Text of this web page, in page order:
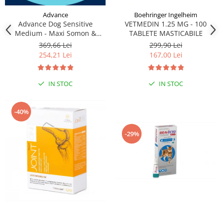
Advance
Advance Dog Sensitive
Medium - Maxi Somon &
Orez, 12 kg
369,66 Lei
254,21 Lei
IN STOC
Boehringer Ingelheim
VETMEDIN 1.25 MG - 100
TABLETE MASTICABILE
299,90 Lei
167,00 Lei
IN STOC
-40%
-29%